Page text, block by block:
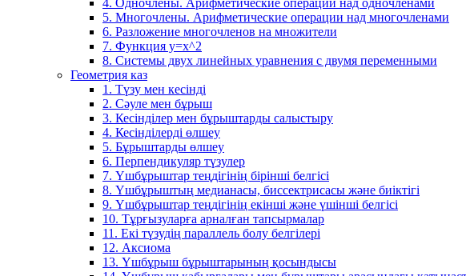
5. Многочлены. Арифметические операции над многочленами
6. Разложение многочленов на множители
7. Функция y=x^2
8. Системы двух линейных уравнения с двумя переменными
Геометрия каз
1. Түзу мен кесінді
2. Сәуле мен бұрыш
3. Кесінділер мен бұрыштарды салыстыру
4. Кесінділерді өлшеу
5. Бұрыштарды өлшеу
6. Перпендикуляр түзулер
7. Үшбұрыштар теңдігінің бірінші белгісі
8. Үшбұрыштың медианасы, биссектрисасы және биіктігі
9. Үшбұрыштар теңдігінің екінші және үшінші белгісі
10. Тұрғызуларға арналған тапсырмалар
11. Екі түзудің параллель болу белгілері
12. Аксиома
13. Үшбұрыш бұрыштарының қосындысы